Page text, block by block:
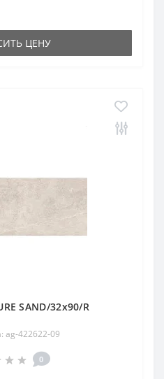
ЦЕНУ
SAND/32x90/R
ag-422622-09
0